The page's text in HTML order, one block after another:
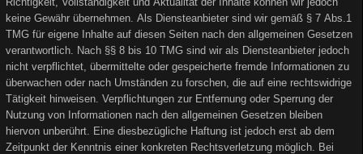
keine Gewähr übernehmen. Als Diensteanbieter sind wir gemäß § 7 Abs.1
TMG für eigene Inhalte auf diesen Seiten nach den allgemeinen Gesetzen
verantwortlich. Nach §§ 8 bis 10 TMG sind wir als Diensteanbieter jedoch
nicht verpflichtet, übermittelte oder gespeicherte fremde Informationen zu
überwachen oder nach Umständen zu forschen, die auf eine rechtswidrige
Tätigkeit hinweisen. Verpflichtungen zur Entfernung oder Sperrung der
Nutzung von Informationen nach den allgemeinen Gesetzen bleiben
hiervon unberührt. Eine diesbezügliche Haftung ist jedoch erst ab dem
Zeitpunkt der Kenntnis einer konkreten Rechtsverletzung möglich. Bei